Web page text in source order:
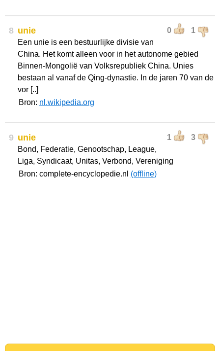
8 0 1
unie
Een unie is een bestuurlijke divisie van
China. Het komt alleen voor in het autonome gebied
Binnen-Mongolië van Volksrepubliek China. Unies
bestaan al vanaf de Qing-dynastie. In de jaren 70 van de
vor [..]
Bron: nl.wikipedia.org
9 1 3
unie
Bond, Federatie, Genootschap, League,
Liga, Syndicaat, Unitas, Verbond, Vereniging
Bron: complete-encyclopedie.nl (offline)